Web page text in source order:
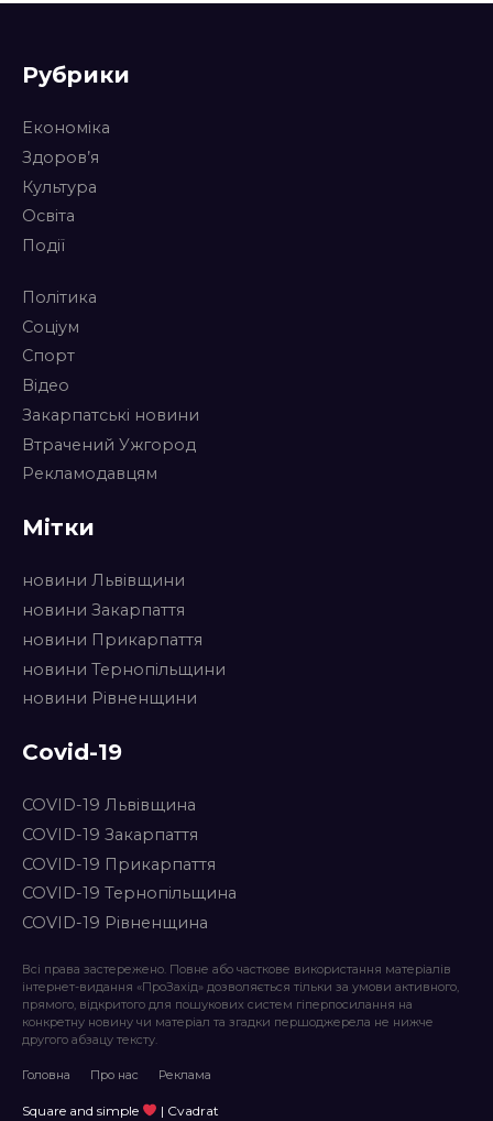
Рубрики
Економіка
Здоров’я
Культура
Освіта
Події
Політика
Соціум
Спорт
Відео
Закарпатські новини
Втрачений Ужгород
Рекламодавцям
Мітки
новини Львівщини
новини Закарпаття
новини Прикарпаття
новини Тернопільщини
новини Рівненщини
Covid-19
COVID-19 Львівщина
COVID-19 Закарпаття
COVID-19 Прикарпаття
COVID-19 Тернопільщина
COVID-19 Рівненщина
Всі права застережено. Повне або часткове використання матеріалів
інтернет-видання «ПроЗахід» дозволяється тільки за умови активного,
прямого, відкритого для пошукових систем гіперпосилання на
конкретну новину чи матеріал та згадки першоджерела не нижче
другого абзацу тексту.
Головна Про нас Реклама
Square and simple | Cvadrat